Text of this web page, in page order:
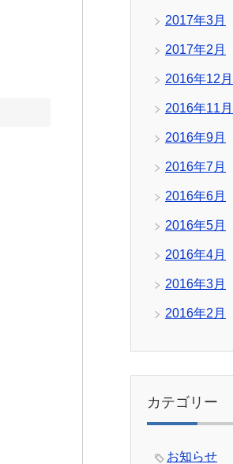
2017年3月
2017年2月
2016年12月
2016年11月
2016年9月
2016年7月
2016年6月
2016年5月
2016年4月
2016年3月
2016年2月
カテゴリー
お知らせ